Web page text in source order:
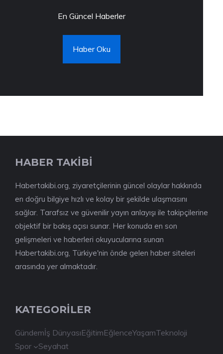
En Güncel Haberler
Haber Oku
HABER TAKİBİ
Habertakibi.org, ziyaretçilerinin güncel olaylar hakkında
en doğru bilgiye hızlı ve kolay bir şekilde ulaşmasını
sağlar. Tarafsız ve güvenilir yayın anlayışı ile takipçilerine
objektif bir bakış açısı sunar. Her konuda en son
gelişmeleri ve haberleri okuyucularına sunan
Habertakibi.org, Türkiye'nin önde gelen haber siteleri
arasında yer almaktadır.
KATEGORİLER
Gündemİş DünyasıEğitimEğlenceYaşamTeknoloji
Spor
Seyahat